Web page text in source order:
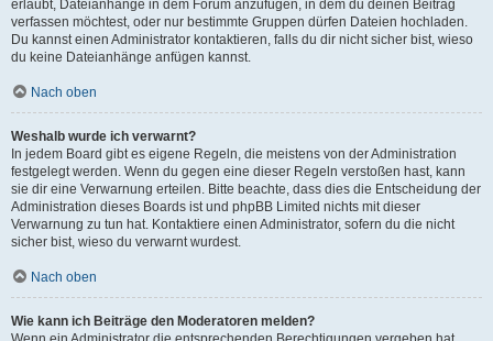
erlaubt, Dateianhänge in dem Forum anzufügen, in dem du deinen Beitrag
verfassen möchtest, oder nur bestimmte Gruppen dürfen Dateien hochladen.
Du kannst einen Administrator kontaktieren, falls du dir nicht sicher bist, wieso
du keine Dateianhänge anfügen kannst.
Nach oben
Weshalb wurde ich verwarnt?
In jedem Board gibt es eigene Regeln, die meistens von der Administration
festgelegt werden. Wenn du gegen eine dieser Regeln verstoßen hast, kann
sie dir eine Verwarnung erteilen. Bitte beachte, dass dies die Entscheidung der
Administration dieses Boards ist und phpBB Limited nichts mit dieser
Verwarnung zu tun hat. Kontaktiere einen Administrator, sofern du die nicht
sicher bist, wieso du verwarnt wurdest.
Nach oben
Wie kann ich Beiträge den Moderatoren melden?